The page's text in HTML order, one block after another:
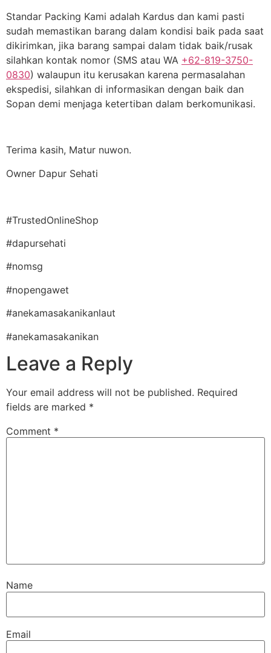
Standar Packing Kami adalah Kardus dan kami pasti
sudah memastikan barang dalam kondisi baik pada saat
dikirimkan, jika barang sampai dalam tidak baik/rusak
silahkan kontak nomor (SMS atau WA +62-819-3750-
0830) walaupun itu kerusakan karena permasalahan
ekspedisi, silahkan di informasikan dengan baik dan
Sopan demi menjaga ketertiban dalam berkomunikasi.
Terima kasih, Matur nuwon.
Owner Dapur Sehati
#TrustedOnlineShop
#dapursehati
#nomsg
#nopengawet
#anekamasakanikanlaut
#anekamasakanikan
Leave a Reply
Your email address will not be published. Required
fields are marked *
Comment *
Name
Email